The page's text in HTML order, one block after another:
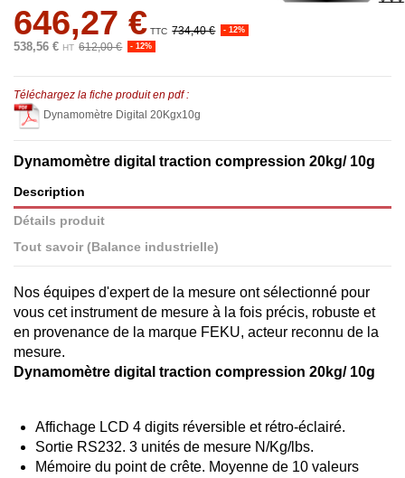
646,27 € TTC 734,40 € - 12%
538,56 € HT 612,00 € - 12%
Téléchargez la fiche produit en pdf :
Dynamomètre Digital 20Kgx10g
Dynamomètre digital traction compression 20kg/ 10g
Description
Détails produit
Tout savoir (Balance industrielle)
Nos équipes d'expert de la mesure ont sélectionné pour
vous cet instrument de mesure à la fois précis, robuste et
en provenance de la marque FEKU, acteur reconnu de la
mesure.
Dynamomètre digital traction compression 20kg/ 10g
Affichage LCD 4 digits réversible et rétro-éclairé.
Sortie RS232. 3 unités de mesure N/Kg/lbs.
Mémoire du point de crête. Moyenne de 10 valeurs